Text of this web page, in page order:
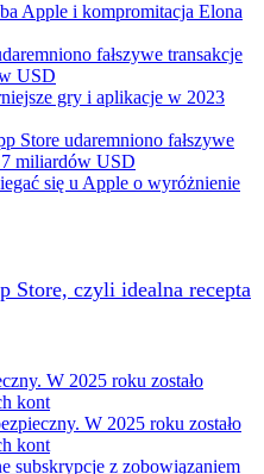
Apple i kompromitacja Elona
fałszywe transakcje
USD
gry i aplikacje w 2023
Store udaremniono fałszywe
7 miliardów USD
się u Apple o wyróżnienie
Store, czyli idealna recepta
W 2025 roku zostało
kont